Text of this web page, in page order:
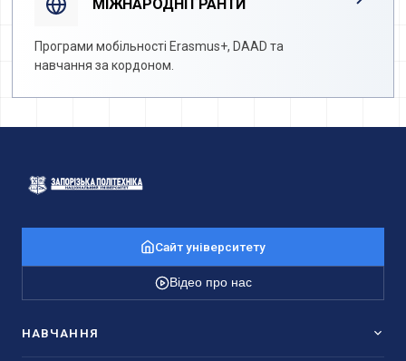
МІЖНАРОДНІ ГРАНТИ
Програми мобільності Erasmus+, DAAD та
навчання за кордоном.
Сайт університету
Відео про нас
НАВЧАННЯ